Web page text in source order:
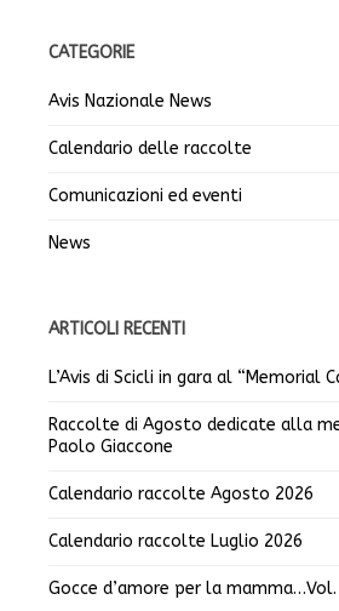
CATEGORIE
Avis Nazionale News
Calendario delle raccolte
Comunicazioni ed eventi
News
ARTICOLI RECENTI
L’Avis di Scicli in gara al “Memorial
Raccolte di Agosto dedicate alla
Paolo Giaccone
Calendario raccolte Agosto 2026
Calendario raccolte Luglio 2026
Gocce d’amore per la mamma…Vol.